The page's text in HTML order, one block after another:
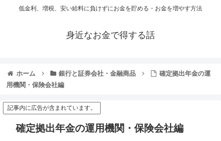
低金利、増税、安い給料に負けずにお金を貯める・お金を増やす方法
身近なお金で得する話
ホーム 銀行と証券会社・金融商品
確定拠出年金の運
用機関・保険会社編
記事内に広告が含まれています。
確定拠出年金の運用機関・保険会社編